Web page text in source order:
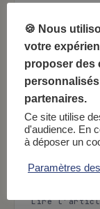
Recettes
Tarte aux
Les
sont parfaites
Lire
🍪 Nous
votre
proposer des
partenaires.
Ce site utilise
d'audience. En
à déposer un
Paramètres